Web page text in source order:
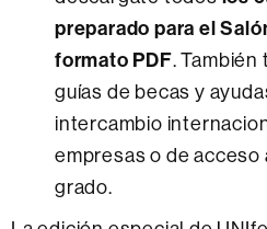
preparado para el
formato PDF. También
guías de becas y
intercambio
empresas o de acceso
grado.